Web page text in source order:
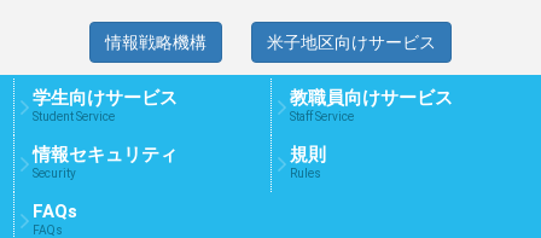
情報戦略機構 米子地区向けサービス
学生向けサービス
Student Service
教職員向けサービス
Staff Service
情報セキュリティ
Security
規則
Rules
FAQs
FAQs